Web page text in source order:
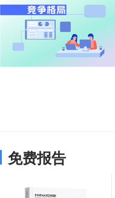
免费报告